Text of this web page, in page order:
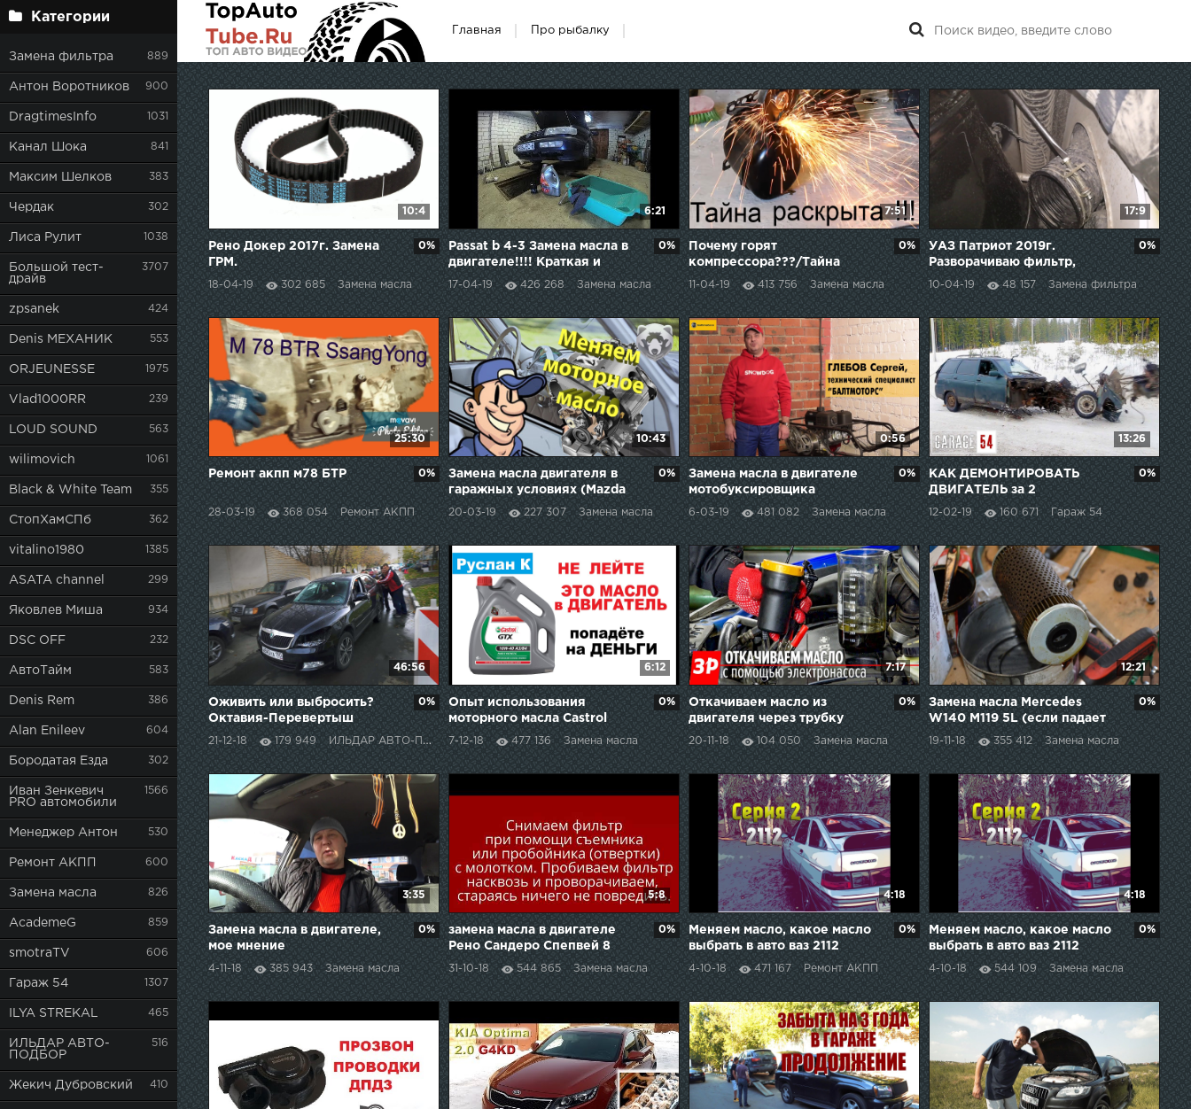
Категории
Замена фильтра 889
Антон Воротников 900
DragtimesInfo 1031
Канал Шока 841
Максим Шелков 383
Чердак 302
Лиса Рулит 1038
Большой тест-
драйв
3707
zpsanek 424
Denis МЕХАНИК 553
ORJEUNESSE 1975
Vlad1000RR 239
LOUD SOUND 563
wilimovich 1061
Black & White Team 355
СтопХамСПб 362
vitalino1980 1385
ASATA channel 299
Яковлев Миша 934
DSC OFF 232
АвтоТайм 583
Denis Rem 386
Alan Enileev 604
Бородатая Езда 302
Иван Зенкевич
PRO автомобили
1566
Менеджер Антон 530
Ремонт АКПП 600
Замена масла 826
AcademeG 859
smotraTV 606
Гараж 54 1307
ILYA STREKAL 465
ИЛЬДАР АВТО-
ПОДБОР
516
Жекич Дубровский 410
Главная Про рыбалку
10:4
Рено Докер 2017г. Замена
ГРМ.
18-04-19 302 685 Замена масла
0%
6:21
Passat b 4-3 Замена масла в
двигателе!!!! Краткая и
Четкая инструкция!!!
17-04-19 426 268 Замена масла
0%
7:51
Почему горят
компрессора???/Тайна
раскрыта!!!
11-04-19 413 756 Замена масла
0%
17:9
УАЗ Патриот 2019г.
Разворачиваю фильтр,
облом и датчик дождя.
10-04-19 48 157 Замена фильтра
0%
25:30
Ремонт акпп м78 БТР
28-03-19 368 054 Ремонт АКПП
0%
10:43
Замена масла двигателя в
гаражных условиях (Mazda
626 GE)
20-03-19 227 307 Замена масла
0%
0:56
Замена масла в двигателе
мотобуксировщика
6-03-19 481 082 Замена масла
0%
13:26
КАК ДЕМОНТИРОВАТЬ
ДВИГАТЕЛЬ за 2
СЕКУНДЫ???
12-02-19 160 671 Гараж 54
0%
46:56
Оживить или выбросить?
Октавия-Перевертыш
выносит мозг.
21-12-18 179 949 ИЛЬДАР АВТО-ПОДБОР
0%
6:12
Опыт использования
моторного масла Castrol
GTX. Почему я больше не
буду заливать Castrol.
7-12-18 477 136 Замена масла
0%
7:17
Откачиваем масло из
двигателя через трубку
масляного щупа
20-11-18 104 050 Замена масла
0%
12:21
Замена масла Mercedes
W140 M119 5L (если падает
давление масла двигателя в
жару)
19-11-18 355 412 Замена масла
0%
3:35
Замена масла в двигателе,
мое мнение
4-11-18 385 943 Замена масла
0%
5:8
замена масла в двигателе
Рено Сандеро Спепвей 8
клапанов
31-10-18 544 865 Замена масла
0%
4:18
Меняем масло, какое масло
выбрать в авто ваз 2112
4-10-18 471 167 Ремонт АКПП
0%
4:18
Меняем масло, какое масло
выбрать в авто ваз 2112
4-10-18 544 109 Замена масла
0%